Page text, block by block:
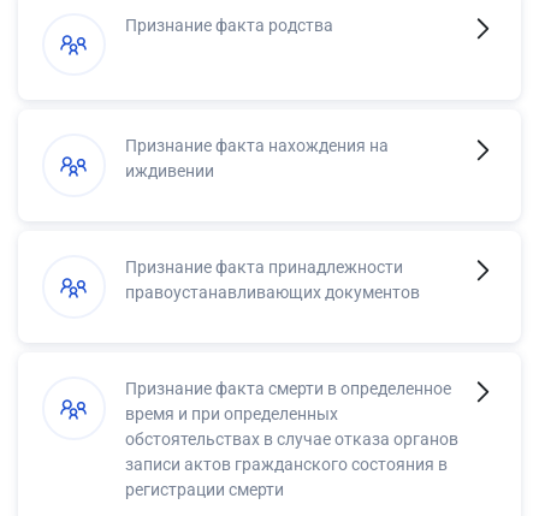
Признание факта родства
Признание факта нахождения на
иждивении
Признание факта принадлежности
правоустанавливающих документов
Признание факта смерти в определенное
время и при определенных
обстоятельствах в случае отказа органов
записи актов гражданского состояния в
регистрации смерти